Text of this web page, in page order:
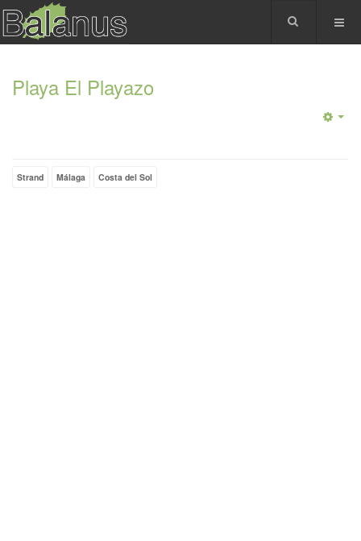
Playa El Playazo
Strand Málaga Costa del Sol